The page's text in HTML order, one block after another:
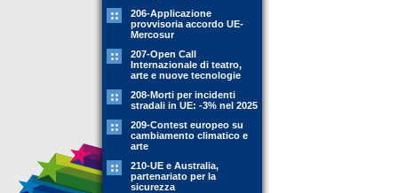
206-Applicazione
provvisoria accordo UE-
Mercosur
207-Open Call
Internazionale di teatro,
arte e nuove tecnologie
208-Morti per incidenti
stradali in UE: -3% nel 2025
209-Contest europeo su
cambiamento climatico e
arte
210-UE e Australia,
partenariato per la
sicurezza